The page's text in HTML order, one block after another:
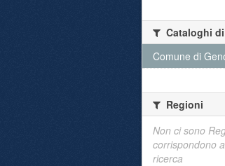
Cataloghi
Comune di
Regioni
Non ci sono
corrispondono
ricerca